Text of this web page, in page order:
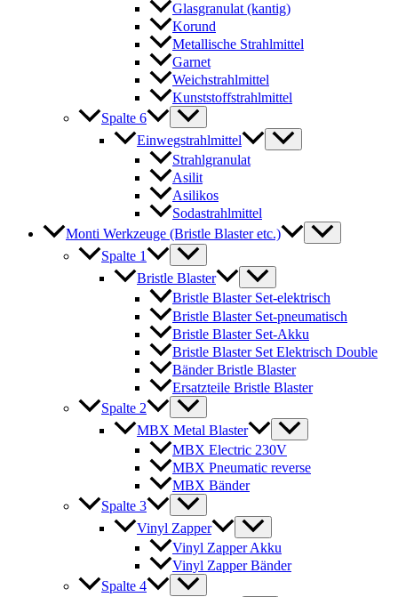
Glasgranulat (kantig)
Korund
Metallische Strahlmittel
Garnet
Weichstrahlmittel
Kunststoffstrahlmittel
Spalte 6
Einwegstrahlmittel
Strahlgranulat
Asilit
Asilikos
Sodastrahlmittel
Monti Werkzeuge (Bristle Blaster etc.)
Spalte 1
Bristle Blaster
Bristle Blaster Set-elektrisch
Bristle Blaster Set-pneumatisch
Bristle Blaster Set-Akku
Bristle Blaster Set Elektrisch Double
Bänder Bristle Blaster
Ersatzteile Bristle Blaster
Spalte 2
MBX Metal Blaster
MBX Electric 230V
MBX Pneumatic reverse
MBX Bänder
Spalte 3
Vinyl Zapper
Vinyl Zapper Akku
Vinyl Zapper Bänder
Spalte 4